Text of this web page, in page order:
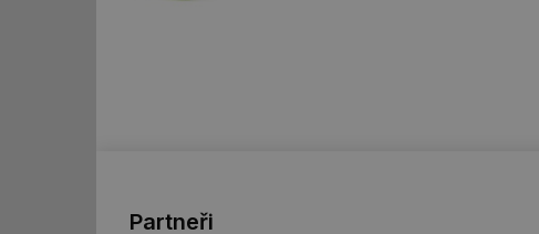
Partneři